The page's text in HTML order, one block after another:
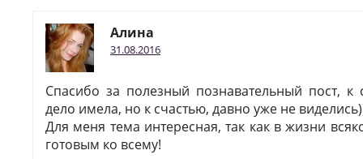
Алина
31.08.2016
Спасибо за полезный познавательный пост,
дело имела, но к счастью, давно уже не
Для меня тема интересная, так как в жизни
готовым ко всему!